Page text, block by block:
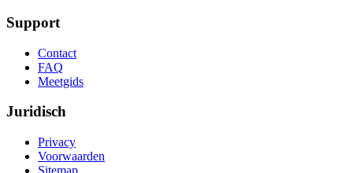
Support
Contact
FAQ
Meetgids
Juridisch
Privacy
Voorwaarden
Sitemap